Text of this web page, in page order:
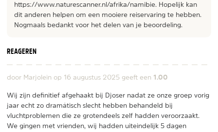
https://www.naturescanner.nl/afrika/namibie. Hopelijk kan
dit anderen helpen om een mooiere reiservaring te hebben.
Nogmaals bedankt voor het delen van je beoordeling.
REAGEREN
door Marjolein op 16 augustus 2025 geeft een 1.00
Wij zijn definitief afgehaakt bij Djoser nadat ze onze groep vorig
jaar echt zo dramátisch slecht hebben behandeld bij
vluchtproblemen die ze grotendeels zelf hadden veroorzaakt.
We gingen met vrienden, wij hadden uiteindelijk 5 dagen